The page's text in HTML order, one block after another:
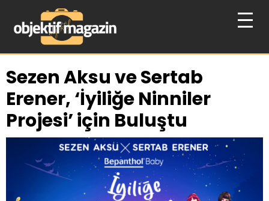
Sezen Aksu ve Sertab
Erener, ‘İyiliğe Ninniler
Projesi’ için Buluştu